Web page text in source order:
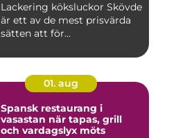
Lackering köksluckor Skövde
är ett av de mest prisvärda
sätten att för...
01. aug
Spansk restaurang i
vasastan när tapas, grill
och vardagslyx möts